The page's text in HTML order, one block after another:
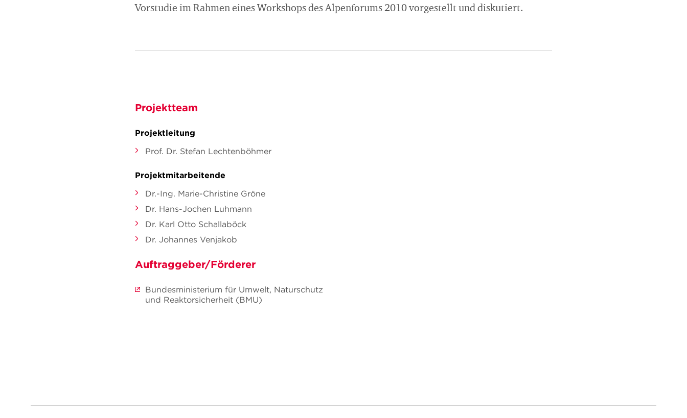
Vorstudie im Rahmen eines Workshops des Alpenforums 2010 vorgestellt und diskutiert.
Projektteam
Projektleitung
Prof. Dr. Stefan Lechtenböhmer
Projektmitarbeitende
Dr.-Ing. Marie-Christine Gröne
Dr. Hans-Jochen Luhmann
Dr. Karl Otto Schallaböck
Dr. Johannes Venjakob
Auftraggeber/Förderer
Bundesministerium für Umwelt, Naturschutz
und Reaktorsicherheit (BMU)